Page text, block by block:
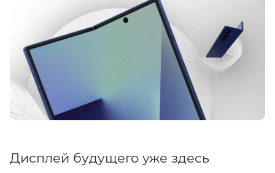
Дисплей будущего уже здесь